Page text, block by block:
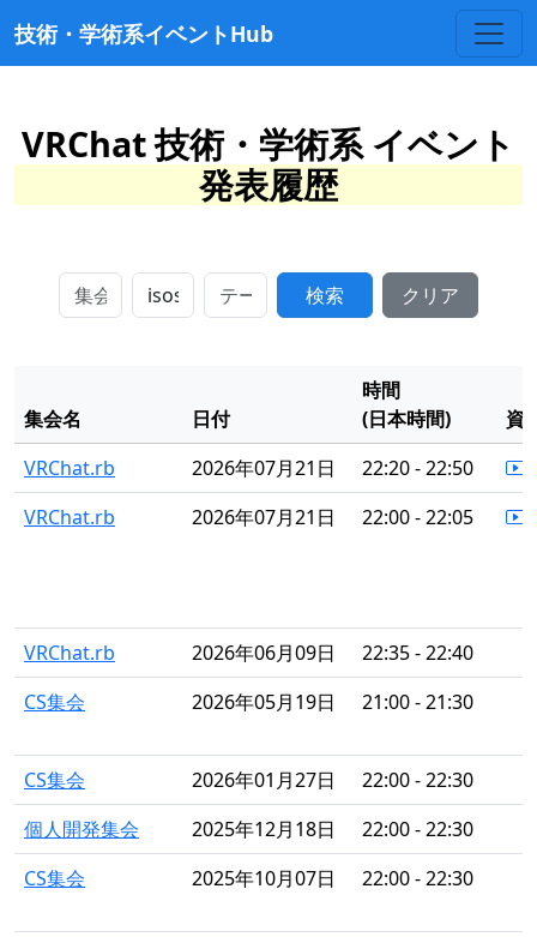
技術・学術系イベントHub
VRChat 技術・学術系 イベント
発表履歴
検索 クリア
集会名 日付
時間
(日本時間)
資
VRChat.rb
2026年07月21日
22:20 - 22:50
VRChat.rb
2026年07月21日 22:00 - 22:05
VRChat.rb 2026年06月09日
22:35 - 22:40
CS集会
2026年05月19日 21:00 - 21:30
CS集会 2026年01月27日
22:00 - 22:30
個人開発集会
2025年12月18日
22:00 - 22:30
CS集会
2025年10月07日 22:00 - 22:30